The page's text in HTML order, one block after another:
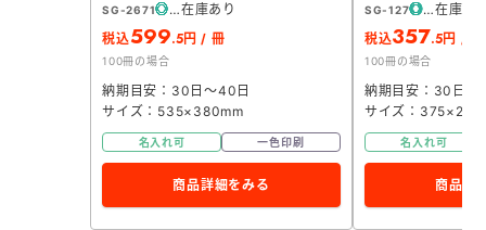
SG-2671
在庫あり
税込599.5円 / 冊
100冊の場合
納期目安：30日～40日
サイズ：535×380mm
名入れ可 一色印刷
商品詳細をみる
SG-127
在庫あ
税込357.5円 / 冊
100冊の場合
納期目安：30日～
サイズ：
名入れ可
商品詳